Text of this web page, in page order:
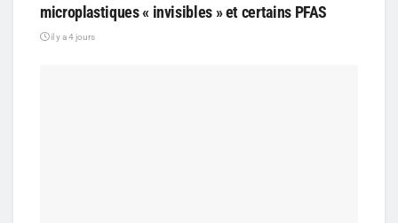
microplastiques « invisibles » et certains PFAS
il y a 4 jours